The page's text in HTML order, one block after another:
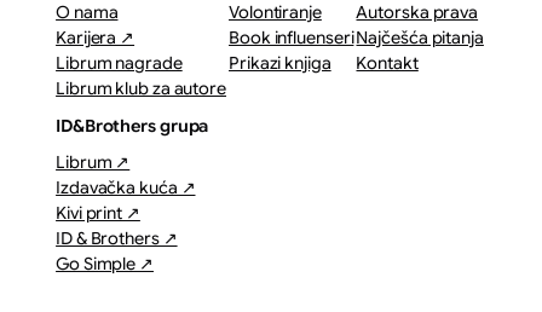
O nama
Karijera ↗
Librum nagrade
Librum klub za autore
Volontiranje
Book influenseri
Prikazi knjiga
Autorska prava
Najčešća pitanja
Kontakt
ID&Brothers grupa
Librum ↗
Izdavačka kuća ↗
Kivi print ↗
ID & Brothers ↗
Go Simple ↗